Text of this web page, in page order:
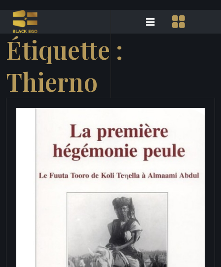
Étiquette :
Thierno